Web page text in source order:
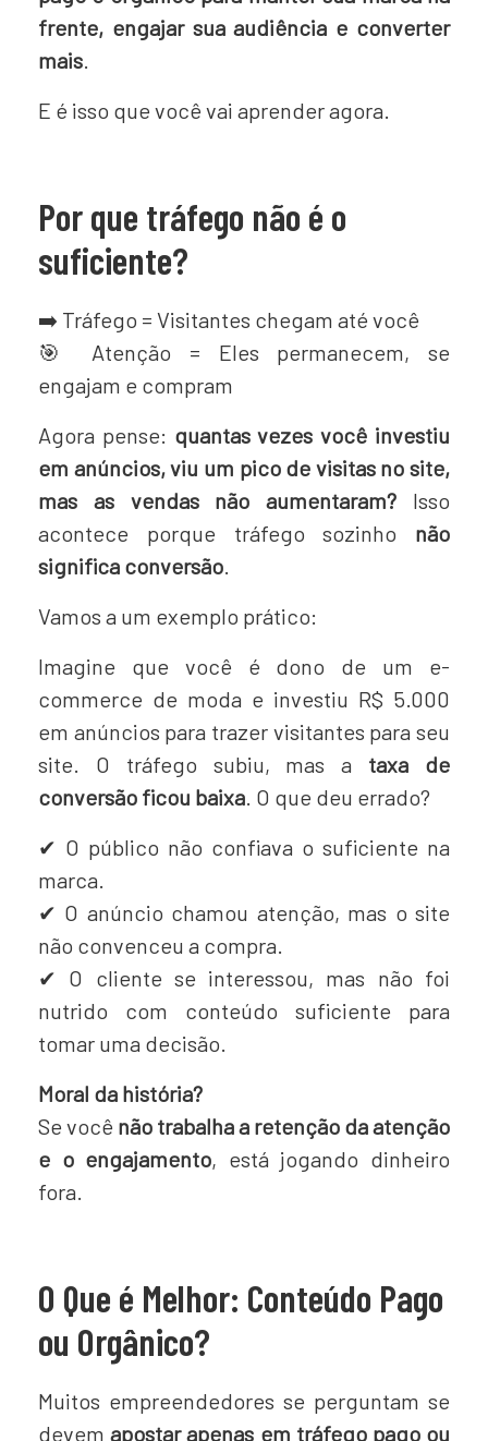
frente, engajar sua audiência e converter
mais.
E é isso que você vai aprender agora.
Por que tráfego não é o
suficiente?
➡️ Tráfego = Visitantes chegam até você
🎯 Atenção = Eles permanecem, se
engajam e compram
Agora pense: quantas vezes você investiu
em anúncios, viu um pico de visitas no site,
mas as vendas não aumentaram? Isso
acontece porque tráfego sozinho não
significa conversão.
Vamos a um exemplo prático:
Imagine que você é dono de um e-
commerce de moda e investiu R$ 5.000
em anúncios para trazer visitantes para seu
site. O tráfego subiu, mas a taxa de
conversão ficou baixa. O que deu errado?
✔ O público não confiava o suficiente na
marca.
✔ O anúncio chamou atenção, mas o site
não convenceu a compra.
✔ O cliente se interessou, mas não foi
nutrido com conteúdo suficiente para
tomar uma decisão.
Moral da história?
Se você não trabalha a retenção da atenção
e o engajamento, está jogando dinheiro
fora.
O Que é Melhor: Conteúdo Pago
ou Orgânico?
Muitos empreendedores se perguntam se
devemapostar apenas em tráfego pago ou